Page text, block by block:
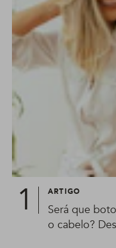
ARTIGO
Será que
o cabelo?